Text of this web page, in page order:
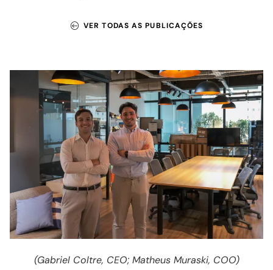
VER TODAS AS PUBLICAÇÕES
(Gabriel Coltre, CEO; Matheus Muraski, COO)